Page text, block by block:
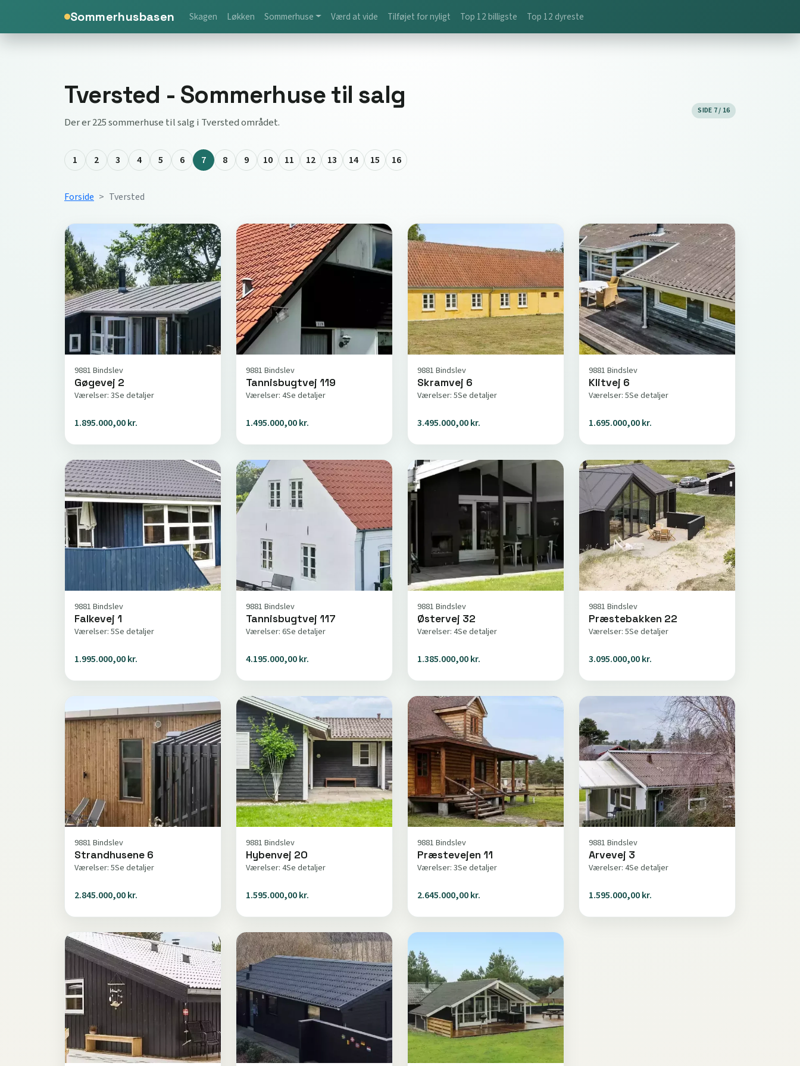
Sommerhusbasen Skagen Løkken Sommerhuse Værd at vide Tilføjet for nyligt Top 12 billigste Top 12 dyreste
Tversted - Sommerhuse til salg
Der er 225 sommerhuse til salg i Tversted området.
SIDE 7 / 16
1 2 3 4 5 6 7 8 9 10 11 12 13 14 15 16
Forside Tversted
9881 Bindslev
Gøgevej 2
Værelser: 3Se detaljer
1.895.000,00 kr.
9881 Bindslev
Tannisbugtvej 119
Værelser: 4Se detaljer
1.495.000,00 kr.
9881 Bindslev
Skramvej 6
Værelser: 5Se detaljer
3.495.000,00 kr.
9881 Bindslev
Klitvej 6
Værelser: 5Se detaljer
1.695.000,00 kr.
9881 Bindslev
Falkevej 1
Værelser: 5Se detaljer
1.995.000,00 kr.
9881 Bindslev
Tannisbugtvej 117
Værelser: 6Se detaljer
4.195.000,00 kr.
9881 Bindslev
Østervej 32
Værelser: 4Se detaljer
1.385.000,00 kr.
9881 Bindslev
Præstebakken 22
Værelser: 5Se detaljer
3.095.000,00 kr.
9881 Bindslev
Strandhusene 6
Værelser: 5Se detaljer
2.845.000,00 kr.
9881 Bindslev
Hybenvej 20
Værelser: 4Se detaljer
1.595.000,00 kr.
9881 Bindslev
Præstevejen 11
Værelser: 3Se detaljer
2.645.000,00 kr.
9881 Bindslev
Arvevej 3
Værelser: 4Se detaljer
1.595.000,00 kr.